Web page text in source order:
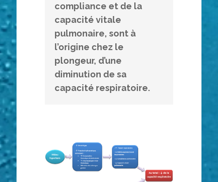
compliance et de la
capacité vitale
pulmonaire, sont à
l’origine chez le
plongeur, d’une
diminution de sa
capacité respiratoire.